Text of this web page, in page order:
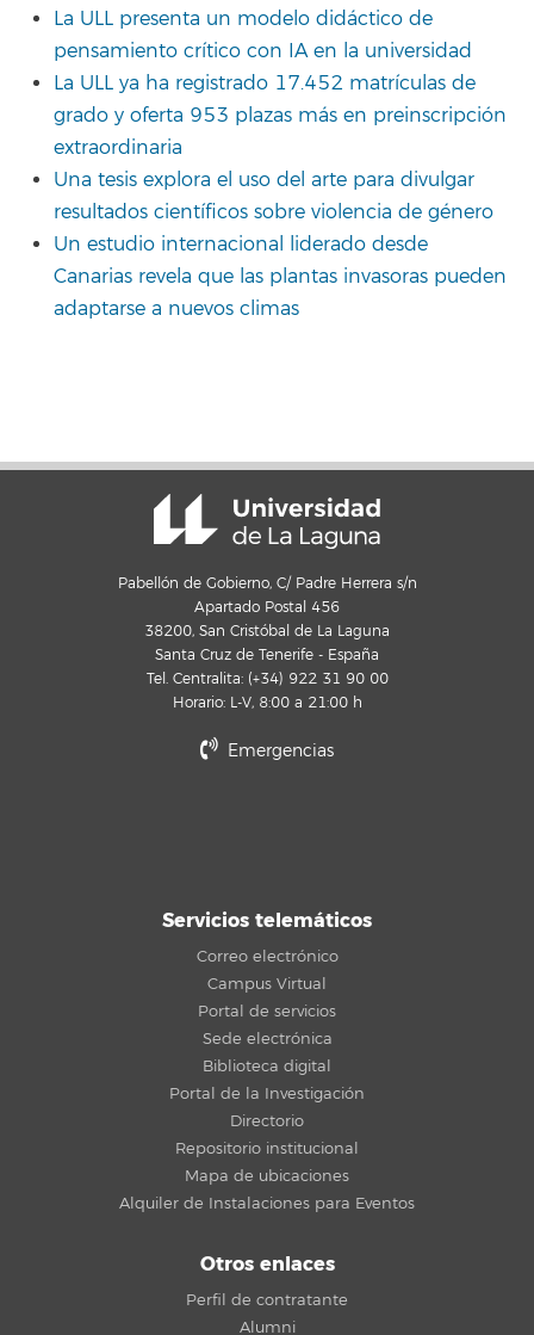
La ULL presenta un modelo didáctico de
pensamiento crítico con IA en la universidad
La ULL ya ha registrado 17.452 matrículas de
grado y oferta 953 plazas más en preinscripción
extraordinaria
Una tesis explora el uso del arte para divulgar
resultados científicos sobre violencia de género
Un estudio internacional liderado desde
Canarias revela que las plantas invasoras pueden
adaptarse a nuevos climas
Pabellón de Gobierno, C/ Padre Herrera s/n
Apartado Postal 456
38200, San Cristóbal de La Laguna
Santa Cruz de Tenerife - España
Tel. Centralita: (+34) 922 31 90 00
Horario: L-V, 8:00 a 21:00 h
Emergencias
Servicios telemáticos
Correo electrónico
Campus Virtual
Portal de servicios
Sede electrónica
Biblioteca digital
Portal de la Investigación
Directorio
Repositorio institucional
Mapa de ubicaciones
Alquiler de Instalaciones para Eventos
Otros enlaces
Perfil de contratante
Alumni